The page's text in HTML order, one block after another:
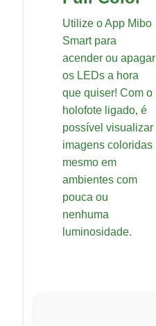
Utilize o App Mibo
Smart para
acender ou apagar
os LEDs a hora
que quiser! Com o
holofote ligado, é
possível visualizar
imagens coloridas
mesmo em
ambientes com
pouca ou
nenhuma
luminosidade.